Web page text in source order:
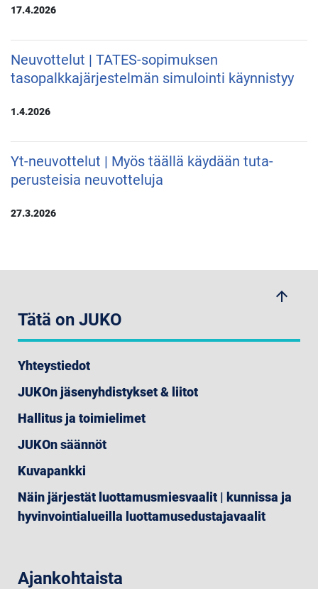
17.4.2026
Neuvottelut | TATES-sopimuksen
tasopalkkajärjestelmän simulointi käynnistyy
1.4.2026
Yt-neuvottelut | Myös täällä käydään tuta-
perusteisia neuvotteluja
27.3.2026
arrow_upwards
Tätä on JUKO
Yhteystiedot
JUKOn jäsenyhdistykset & liitot
Hallitus ja toimielimet
JUKOn säännöt
Kuvapankki
Näin järjestät luottamusmiesvaalit | kunnissa ja
hyvinvointialueilla luottamusedustajavaalit
Ajankohtaista